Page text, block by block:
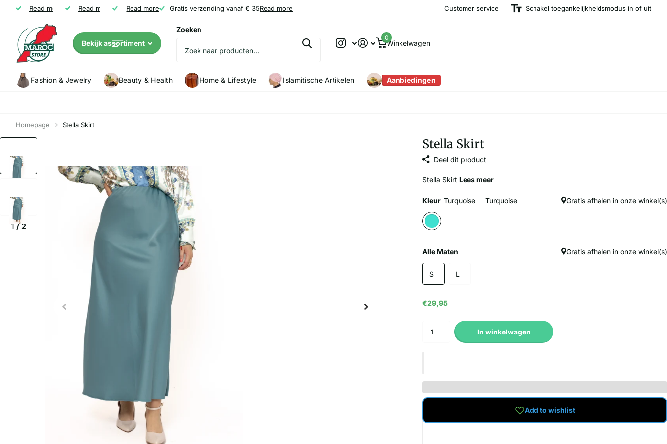
Gratis verzending vanaf € 35
Read more Niet tevreden? Geld terug
Read more Klanten (5147) geven Marocstore een 9.2 /10
Read more 9.2
Gratis verzending vanaf € 35Read more Customer service Schakel toegankelijkheidsmodus in of uit
Bekijk assortiment
Zoeken
Winkelwagen
0
Fashion & Jewelry Beauty & Health Home & Lifestyle Islamitische Artikelen Aanbiedingen
Homepage Stella Skirt
1 / 2
Stella Skirt
Deel dit product
Stella Skirt Lees meer
Kleur Turquoise Turquoise Gratis afhalen in onze winkel(s)
Alle Maten Gratis afhalen in onze winkel(s)
S L
€29,95
In winkelwagen
Add to wishlist